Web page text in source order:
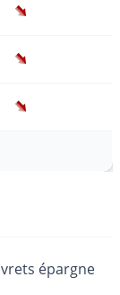
épargne